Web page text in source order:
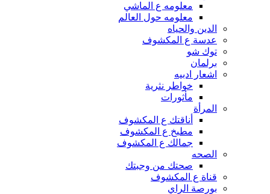
معلومه ع الماشي
معلومه حول العالم
الدين والحياه
عدسة ع المكشوف
توك شو
برلمان
اشعار ادبيه
خواطر نثرية
مأثورات
المرأة
أناقتك ع المكشوف
مطبخ ع المكشوف
جمالك ع المكشوف
الصحه
صحتك من وجبتك
قناة ع المكشوف
بورصة الراي